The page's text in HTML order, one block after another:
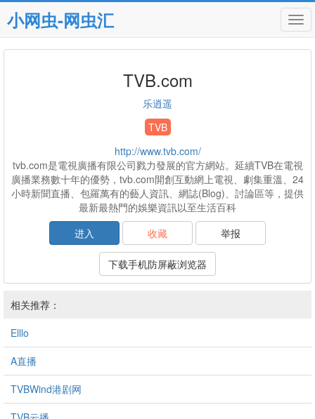
小网虫-网虫汇
TVB.com
乐逍遥
TVB
http://www.tvb.com/
tvb.com是電視廣播有限公司戮力發展的官方網站。延續TVB在電視
廣播業務數十年的優勢，tvb.com開創互動網上電視、劇集重溫、24
小時新聞直播、包羅萬有的藝人資訊、網誌(Blog)、討論區等，提供
最新最熱門的娛樂資訊以至生活百科
进入
收藏 举报
下载手机防屏蔽浏览器
相关推荐：
Elllo
A直播
TVBWind港剧网